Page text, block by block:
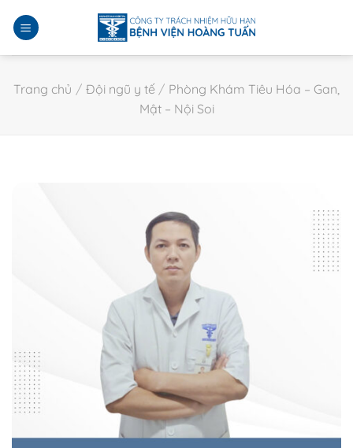
qua
Trang chủ / Đội ngũ y tế / Phòng Khám Tiêu Hóa – Gan,
Mật – Nội Soi